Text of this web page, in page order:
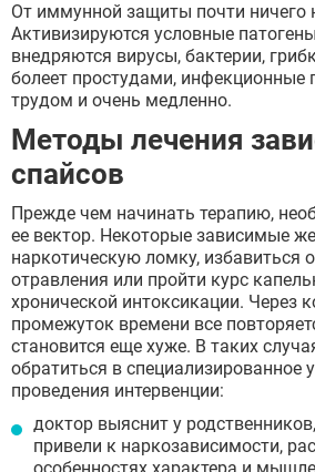
От иммунной защиты почти ничего
Активизируются условные
внедряются вирусы, бактерии,
болеет простудами, инфекционные
трудом и очень медленно.
Методы лечения
спайсов
Прежде чем начинать терапию,
ее вектор. Некоторые зависимые
наркотическую ломку, избавиться
отравления или пройти курс
хронической интоксикации. Через
промежуток времени все
становится еще хуже. В таких
обратиться в специализированное
проведения интервенции:
доктор выяснит у
привели к наркозависимости,